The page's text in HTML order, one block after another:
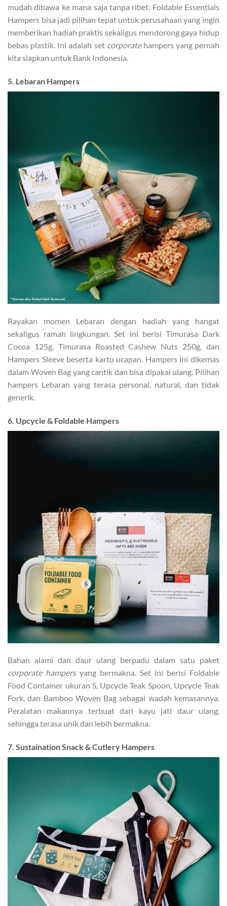
mudah dibawa ke mana saja tanpa ribet. Foldable Essentials
Hampers bisa jadi pilihan tepat untuk perusahaan yang ingin
memberikan hadiah praktis sekaligus mendorong gaya hidup
bebas plastik. Ini adalah set corporate hampers yang pernah
kita siapkan untuk Bank Indonesia.
5. Lebaran Hampers
Rayakan momen Lebaran dengan hadiah yang hangat
sekaligus ramah lingkungan. Set ini berisi Timurasa Dark
Cocoa 125g, Timurasa Roasted Cashew Nuts 250g, dan
Hampers Sleeve beserta kartu ucapan. Hampers ini dikemas
dalam Woven Bag yang cantik dan bisa dipakai ulang. Pilihan
hampers Lebaran yang terasa personal, natural, dan tidak
generik.
6. Upcycle & Foldable Hampers
Bahan alami dan daur ulang berpadu dalam satu paket
corporate hampers yang bermakna. Set ini berisi Foldable
Food Container ukuran S, Upcycle Teak Spoon, Upcycle Teak
Fork, dan Bamboo Woven Bag sebagai wadah kemasannya.
Peralatan makannya terbuat dari kayu jati daur ulang,
sehingga terasa unik dan lebih bermakna.
7. Sustaination Snack & Cutlery Hampers